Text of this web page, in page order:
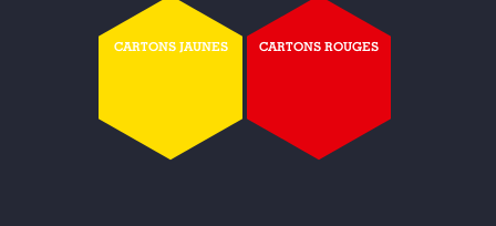
CARTONS JAUNES CARTONS ROUGES